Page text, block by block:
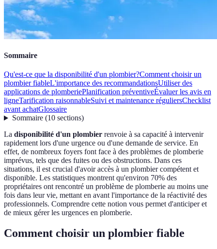
Sommaire
Qu'est-ce que la disponibilité d'un plombier?Comment choisir un
plombier fiableL'importance des recommandationsUtiliser des
applications de plomberiePlanification préventiveÉvaluer les avis en
ligneTarification raisonnableSuivi et maintenance réguliersChecklist
avant achatGlossaire
Sommaire(10 sections)
La disponibilité d'un plombier renvoie à sa capacité à intervenir
rapidement lors d'une urgence ou d'une demande de service. En
effet, de nombreux foyers font face à des problèmes de plomberie
imprévus, tels que des fuites ou des obstructions. Dans ces
situations, il est crucial d'avoir accès à un plombier compétent et
disponible. Les statistiques montrent qu'environ 70% des
propriétaires ont rencontré un problème de plomberie au moins une
fois dans leur vie, mettant en avant l'importance de la réactivité des
professionnels. Comprendre cette notion vous permet d'anticiper et
de mieux gérer les urgences en plomberie.
Comment choisir un plombier fiable